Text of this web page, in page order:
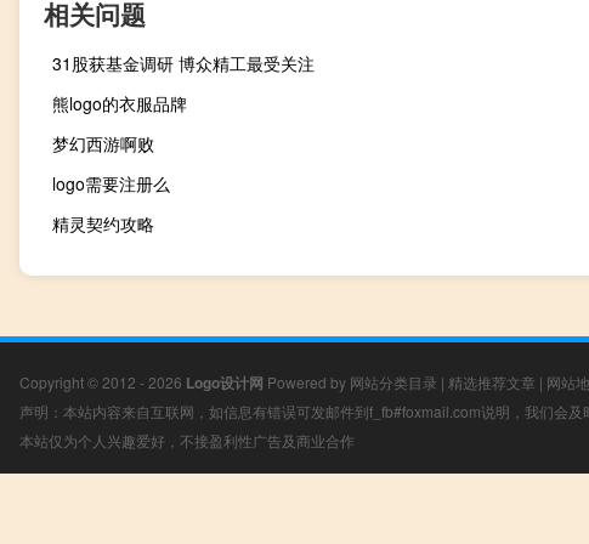
相关问题
31股获基金调研 博众精工最受关注
熊logo的衣服品牌
梦幻西游啊败
logo需要注册么
精灵契约攻略
Copyright © 2012 - 2026 Logo设计网 Powered by 网站分类目录 | 精选推荐文章 | 网站
声明：本站内容来自互联网，如信息有错误可发邮件到f_fb#foxmail.com说明，我们会及
本站仅为个人兴趣爱好，不接盈利性广告及商业合作